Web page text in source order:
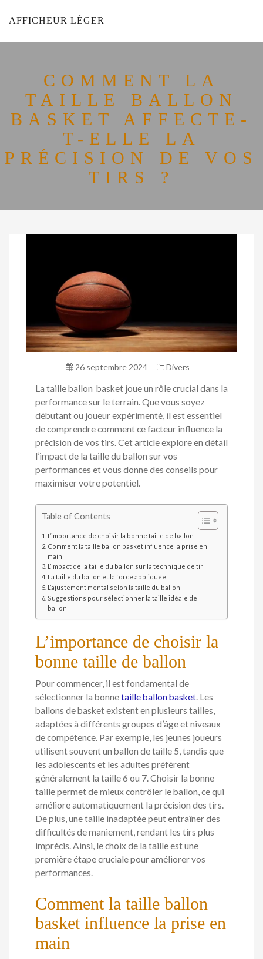
AFFICHEUR LÉGER
COMMENT LA
TAILLE BALLON
BASKET AFFECTE-
T-ELLE LA
PRÉCISION DE VOS
TIRS ?
26 septembre 2024 Divers
La taille ballon basket joue un rôle crucial dans la
performance sur le terrain. Que vous soyez
débutant ou joueur expérimenté, il est essentiel
de comprendre comment ce facteur influence la
précision de vos tirs. Cet article explore en détail
l’impact de la taille du ballon sur vos
performances et vous donne des conseils pour
maximiser votre potentiel.
Table of Contents
L’importance de choisir la bonne taille de ballon
Comment la taille ballon basket influence la prise en
main
L’impact de la taille du ballon sur la technique de tir
La taille du ballon et la force appliquée
L’ajustement mental selon la taille du ballon
Suggestions pour sélectionner la taille idéale de
ballon
L’importance de choisir la
bonne taille de ballon
Pour commencer, il est fondamental de
sélectionner la bonnetaille ballon basket. Les
ballons de basket existent en plusieurs tailles,
adaptées à différents groupes d’âge et niveaux
de compétence. Par exemple, les jeunes joueurs
utilisent souvent un ballon de taille 5, tandis que
les adolescents et les adultes préfèrent
généralement la taille 6 ou 7. Choisir la bonne
taille permet de mieux contrôler le ballon, ce qui
améliore automatiquement la précision des tirs.
De plus, une taille inadaptée peut entraîner des
difficultés de maniement, rendant les tirs plus
imprécis. Ainsi, le choix de la taille est une
première étape cruciale pour améliorer vos
performances.
Comment la taille ballon
basket influence la prise en
main